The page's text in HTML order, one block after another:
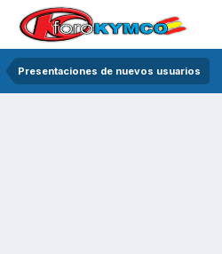
Presentaciones de nuevos usuarios